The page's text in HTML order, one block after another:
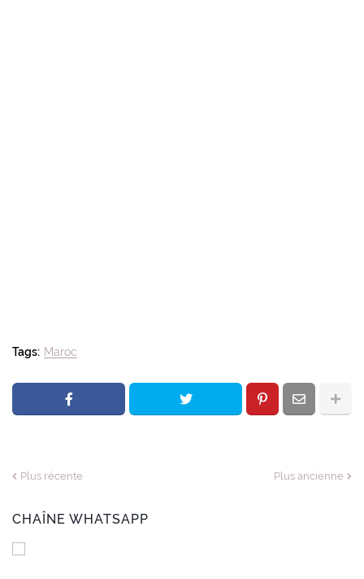
Tags: Maroc
Plus récente Plus ancienne
CHAÎNE WHATSAPP